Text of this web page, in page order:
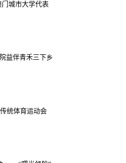
城市大学代表
益伴青禾三下乡
统体育运动会